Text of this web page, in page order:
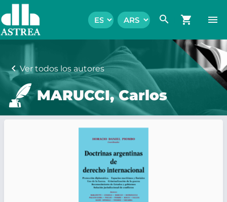
search shopping_cart menu
chevron_leftVer todos los autores
MARUCCI, Carlos